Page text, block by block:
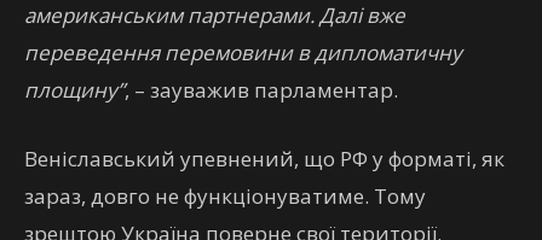
американським партнерами. Далі вже
переведення перемовини в дипломатичну
площину”, – зауважив парламентар.
Веніславський упевнений, що РФ у форматі, як
зараз, довго не функціонуватиме. Тому
зрештою Україна поверне свої території.